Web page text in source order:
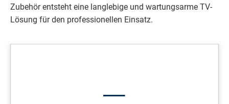
Zubehör entsteht eine langlebige und wartungsarme TV-
Lösung für den professionellen Einsatz.